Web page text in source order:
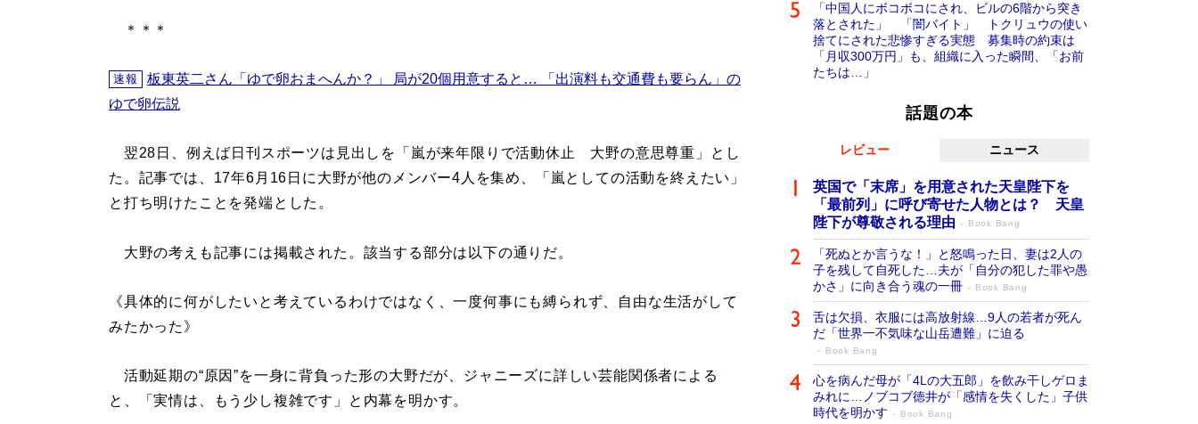
＊＊＊
速報
板東英二さん「ゆで卵おまへんか？」 局が20個用意すると… 「出演料も交通費も要らん」の
ゆで卵伝説
翌28日、例えば日刊スポーツは見出しを「嵐が来年限りで活動休止 大野の意思尊重」とし
た。記事では、17年6月16日に大野が他のメンバー4人を集め、「嵐としての活動を終えたい」
と打ち明けたことを発端とした。
大野の考えも記事には掲載された。該当する部分は以下の通りだ。
《具体的に何がしたいと考えているわけではなく、一度何事にも縛られず、自由な生活がして
みたかった》
活動延期の“原因”を一身に背負った形の大野だが、ジャニーズに詳しい芸能関係者による
と、「実情は、もう少し複雑です」と内幕を明かす。
「中国人にボコボコにされ、ビルの6階から突き
落とされた」 「闇バイト」 トクリュウの使い
捨てにされた悲惨すぎる実態 募集時の約束は
「月収300万円」も、組織に入った瞬間、「お前
たちは…」
話題の本
レビュー ニュース
英国で「末席」を用意された天皇陛下を
「最前列」に呼び寄せた人物とは？ 天皇
陛下が尊敬される理由
Book Bang
「死ぬとか言うな！」と怒鳴った日、妻は2人の
子を残して自死した…夫が「自分の犯した罪や愚
かさ」に向き合う魂の一冊
Book Bang
舌は欠損、衣服には高放射線…9人の若者が死ん
だ「世界一不気味な山岳遭難」に迫る
Book Bang
心を病んだ母が「4Lの大五郎」を飲み干しゲロま
みれに…ノブコブ徳井が「感情を失くした」子供
時代を明かす
Book Bang